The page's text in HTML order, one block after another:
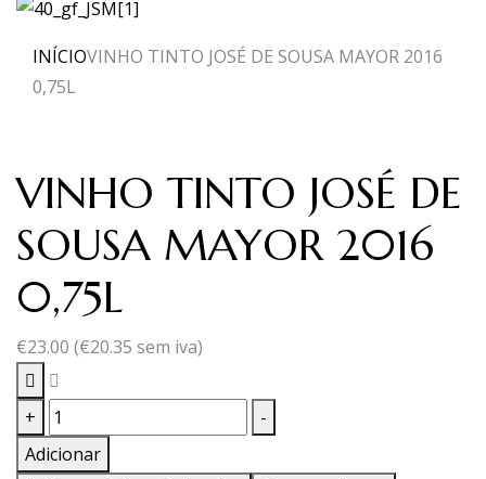
INÍCIOVINHO TINTO JOSÉ DE SOUSA MAYOR 2016
0,75L
VINHO TINTO JOSÉ DE
SOUSA MAYOR 2016
0,75L
€23.00 (€20.35 sem iva)
+
Quantidade
de
VINHO
-
Adicionar